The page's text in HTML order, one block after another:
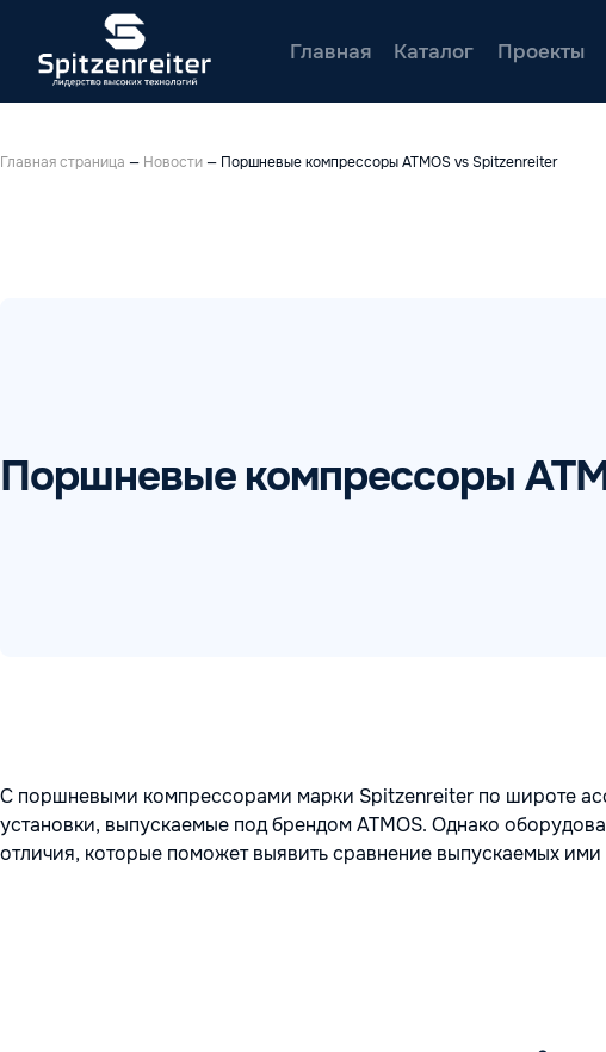
Главная Каталог Проекты
Главная страница — Новости— Поршневые компрессоры ATMOS vs Spitzenreiter
Поршневые компрессоры
С поршневыми компрессорами марки Spitzenreiter по широте
установки, выпускаемые под брендом ATMOS. Однако
отличия, которые поможет выявить сравнение выпускаемых